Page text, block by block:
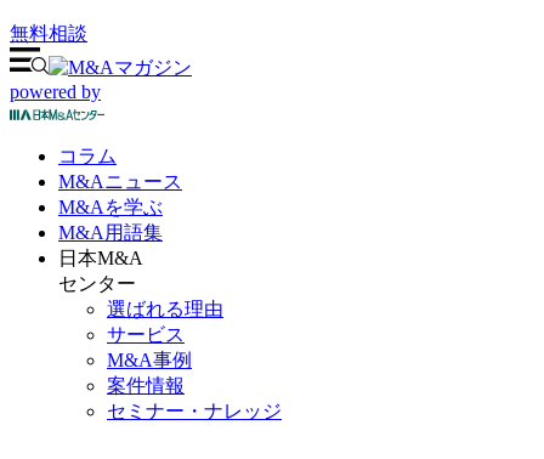
無料相談
powered by
コラム
M&Aニュース
M&Aを学ぶ
M&A 用語集
日本M&A
センター
選ばれる理由
サービス
M&A事例
案件情報
セミナー・ナレッジ